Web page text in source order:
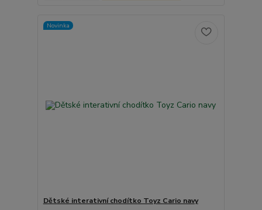
Novinka
Dětské interativní chodítko Toyz Cario navy